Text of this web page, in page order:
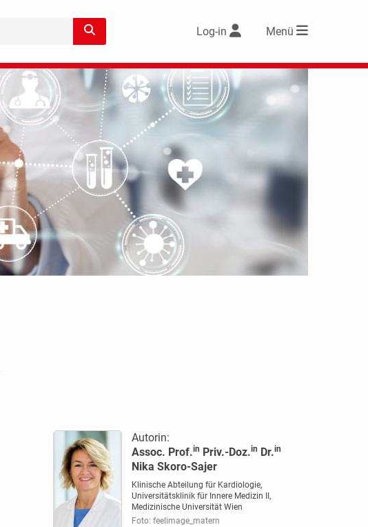
Log-in Menü
Autorin:
Assoc. Prof.in Priv.-Doz.in Dr.in
Nika Skoro-Sajer
Klinische Abteilung für Kardiologie,
Universitätsklinik für Innere Medizin II,
Medizinische Universität Wien
Foto: feelimage_matern